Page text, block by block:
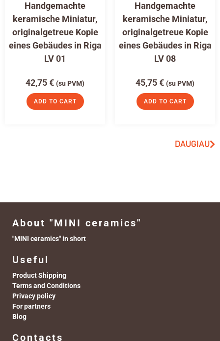
Handgemachte
keramische Miniatur,
originalgetreue Kopie
eines Gebäudes in Riga
LV 01
42,75€ (su PVM)
ADD TO CART
Handgemachte
keramische Miniatur,
originalgetreue Kopie
eines Gebäudes in Riga
LV 08
45,75€ (su PVM)
ADD TO CART
DAUGIAU
About "MINI ceramics"
"MINI ceramics" in short
Useful
Product Shipping
Terms and Conditions
Privacy policy
For partners
Blog
Contacts